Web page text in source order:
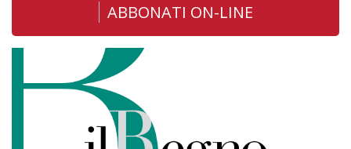
ABBONATI ON-LINE